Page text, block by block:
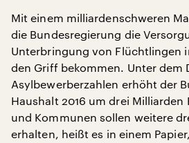
Mit einem milliardenschweren
die Bundesregierung die
Unterbringung von Flüchtlingen
den Griff bekommen. Unter dem
Asylbewerberzahlen erhöht der
Haushalt 2016 um drei Milliarden
und Kommunen sollen weitere
erhalten, heißt es in einem